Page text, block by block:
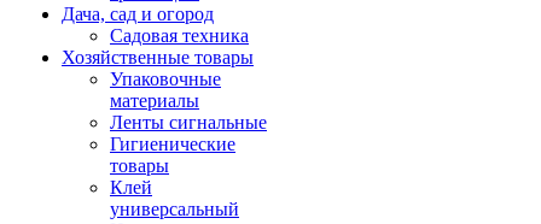
Дача, сад и огород
Садовая техника
Хозяйственные товары
Упаковочные
материалы
Ленты сигнальные
Гигиенические
товары
Клей
универсальный